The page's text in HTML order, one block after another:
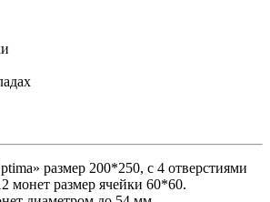
размер 200*250, с 4 отверстиями
монет размер ячейки 60*60.